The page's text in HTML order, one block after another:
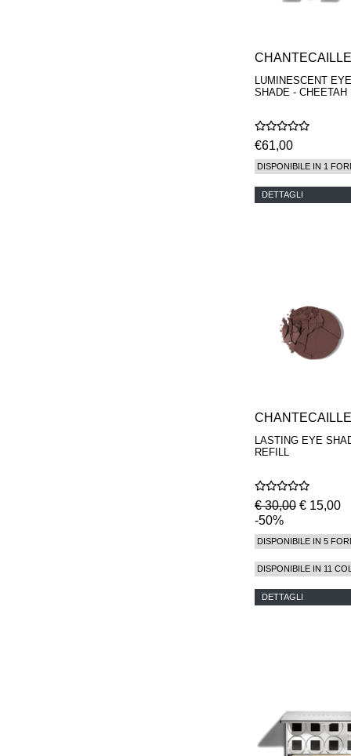
CHANTECAILLE
LUMINESCENT EYE
SHADE - CHEETAH
€61,00
DISPONIBILE IN 1
DETTAGLI
CHANTECAILLE
LASTING EYE
REFILL
€ 30,00 € 15,00
-50%
DISPONIBILE IN 5
DISPONIBILE IN 11
DETTAGLI